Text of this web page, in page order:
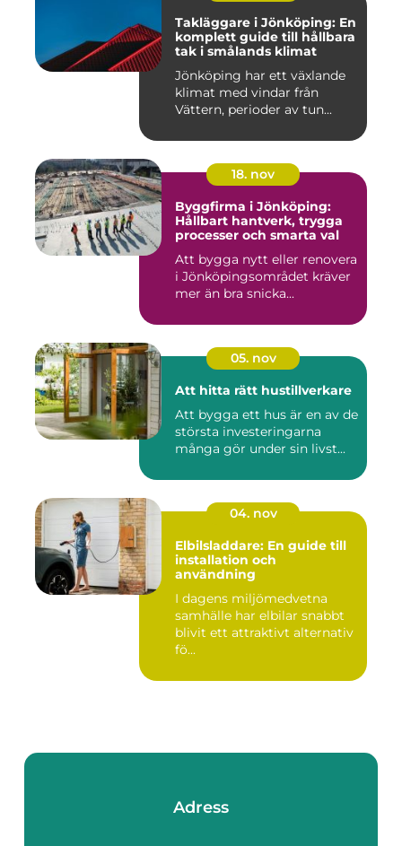
Takläggare i Jönköping: En
komplett guide till hållbara
tak i smålands klimat
Jönköping har ett växlande
klimat med vindar från
Vättern, perioder av tun...
18. nov
Byggfirma i Jönköping:
Hållbart hantverk, trygga
processer och smarta val
Att bygga nytt eller renovera
i Jönköpingsområdet kräver
mer än bra snicka...
05. nov
Att hitta rätt hustillverkare
Att bygga ett hus är en av de
största investeringarna
många gör under sin livst...
04. nov
Elbilsladdare: En guide till
installation och
användning
I dagens miljömedvetna
samhälle har elbilar snabbt
blivit ett attraktivt alternativ
fö...
Adress